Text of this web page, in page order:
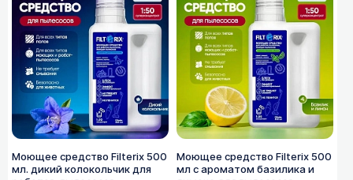
Моющее средство Filterix 500
мл. дикий колокольчик для
Моющее средство Filterix 500
мл с ароматом базилика и